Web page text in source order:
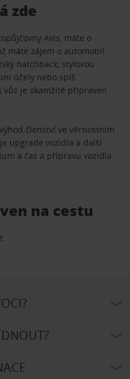
zde
Avis, máte o
máte zájem o automobil
hatchback, stylovou
účely nebo spíš
vůz je okamžitě připraven
členství ve věrnostním
upgrade vozidla a další
a čas a přípravu vozidla
na cestu